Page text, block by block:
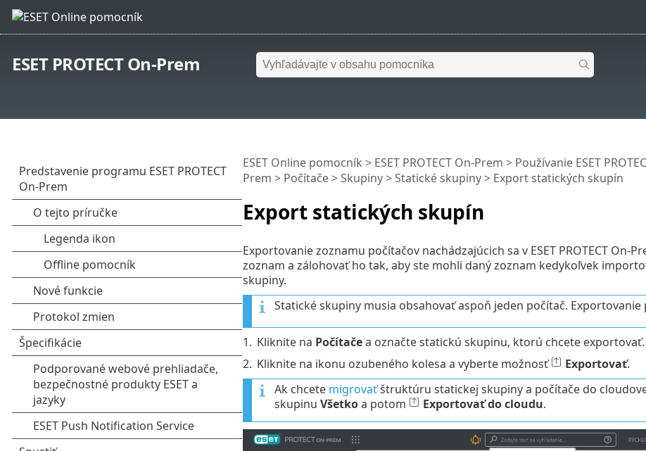
ESET PROTECT On-Prem
Export statických skupín
ESET Online pomocník > ESET PROTECT On-Prem > Používanie ESET
Prem > Počítače>Skupiny>Statické skupiny> Export statických skupín
Exportovanie zoznamu počítačov nachádzajúcich sa v ESET PROTECT
zoznam a zálohovať ho tak, aby ste mohli daný zoznam kedykoľvek
skupiny.
Statické skupiny musia obsahovať aspoň jeden počítač.
1. Kliknite na Počítačea označte statickú skupinu, ktorú chcete exportovať.
2. Kliknite na ikonu ozubeného kolesa a vyberte možnosť Exportovať.
Ak chcete migrovaťštruktúru statickej skupiny a počítače do
skupinu Všetkoa potom Exportovať do cloudu.